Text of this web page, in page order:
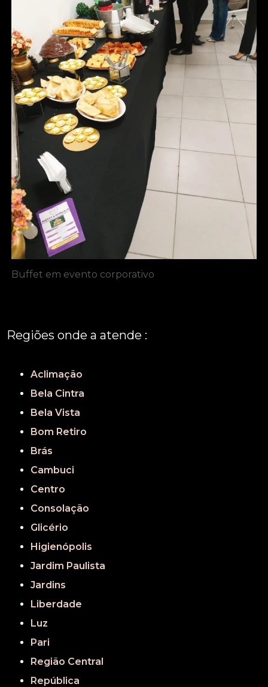
Buffet em evento corporativo
Regiões onde a atende :
Aclimação
Bela Cintra
Bela Vista
Bom Retiro
Brás
Cambuci
Centro
Consolação
Glicério
Higienópolis
Jardim Paulista
Jardins
Liberdade
Luz
Pari
Região Central
República